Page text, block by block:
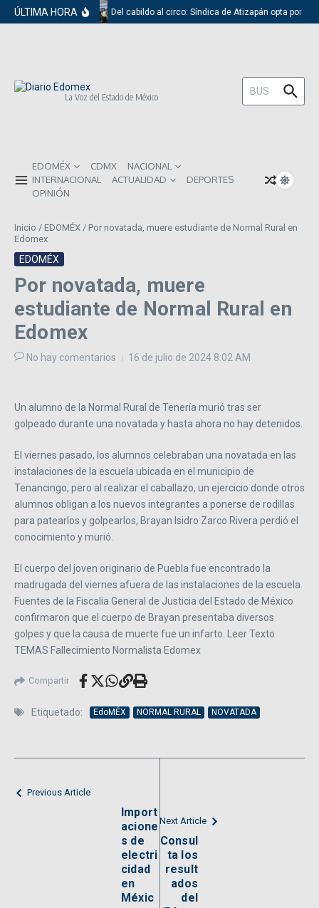
Saltar al contenido
ÚLTIMA HORA Del cabildo al circo: Síndica de Atizapán opta por el
La Voz del Estado de México
Buscar:
EDOMÉX CDMX
NACIONAL
INTERNACIONAL
ACTUALIDAD
DEPORTES
OPINIÓN
Inicio / EDOMÉX / Por novatada, muere estudiante de Normal Rural en
Edomex
EDOMÉX
Por novatada, muere
estudiante de Normal Rural en
Edomex
No hay comentarios 16 de julio de 2024 8:02 AM
Un alumno de la Normal Rural de Tenería murió tras ser
golpeado durante una novatada y hasta ahora no hay detenidos.
El viernes pasado, los alumnos celebraban una novatada en las
instalaciones de la escuela ubicada en el municipio de
Tenancingo, pero al realizar el caballazo, un ejercicio donde otros
alumnos obligan a los nuevos integrantes a ponerse de rodillas
para patearlos y golpearlos, Brayan Isidro Zarco Rivera perdió el
conocimiento y murió.
El cuerpo del joven originario de Puebla fue encontrado la
madrugada del viernes afuera de las instalaciones de la escuela.
Fuentes de la Fiscalía General de Justicia del Estado de México
confirmaron que el cuerpo de Brayan presentaba diversos
golpes y que la causa de muerte fue un infarto. Leer Texto
TEMAS Fallecimiento Normalista Edomex
Compartir
Etiquetado: EdoMÉX NORMAL RURAL NOVATADA
Previous Article
Import
acione
s de
electri
cidad
en
Méxic
Next Article
Consul
ta los
result
ados
del